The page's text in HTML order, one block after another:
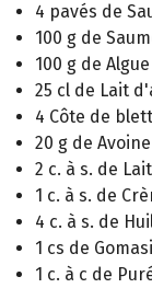
4 pavés de
100 g de
100 g de Algue
25 cl de Lait
4 Côte de
20 g de Avoine
2 c. à s. de
1 c. à s. de
4 c. à s. de
1 cs de
1 c. à c de